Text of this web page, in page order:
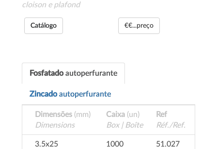
cloison e plafond
Catálogo €€...preço
Fosfatadoautoperfurante
Zincadoautoperfurante
Dimensões (mm)
Dimensions
Caixa (un)
Box | Boîte
Ref
Réf./Ref.
3.5x25 1000 51.027